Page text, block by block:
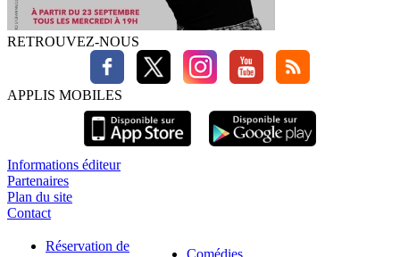
RETROUVEZ-NOUS
APPLIS MOBILES
Informations éditeur
Partenaires
Plan du site
Contact
Réservation de